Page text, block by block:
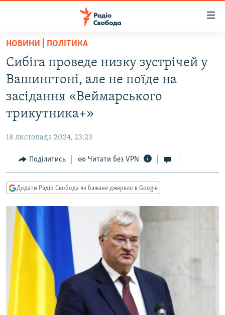
Перейти
основного
матеріалу
Перейти
до
основної
Перейти
пошуку
РАДІО СВОБОДА – 70 РОКІВ
ВСЕ ЗА ДОБУ
СТАТТІ
КУЛЬТУРА
СПОРТ
СВІТ
ДОНБАС.РЕАЛІЇ
КРИМ.РЕАЛІЇ
ТИ ЯК?
ПРИАЗОВ’Я
КИТАЙ.ВИКЛИКИ
МУЛЬТИМЕДІА
ФОТО
СПЕЦПРОЄКТИ
НОВИНИ | ПОЛІТИКА
Сибіга проведе низку зустрічей у
Вашингтоні, але не поїде на
засідання «Веймарського
трикутника+»
18 листопада 2024, 23:23
Поділитись Читати без VPN
Додати Радіо Свобода як бажане джерело в Google